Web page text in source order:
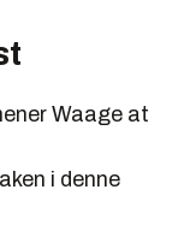
Waage at
i denne